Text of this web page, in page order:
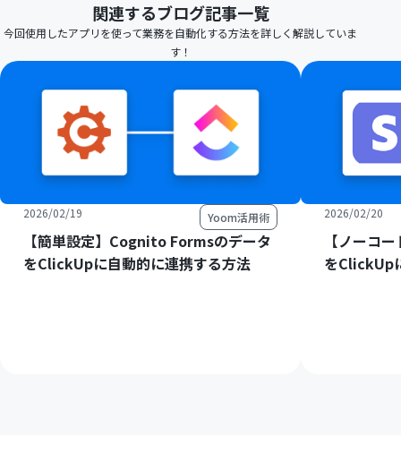
関連するブログ記事一覧
今回使用したアプリを使って業務を自動化する方法を詳しく解説していま
す！
2026/02/19 Yoom活用術
【簡単設定】Cognito Formsのデータ
をClickUpに自動的に連携する方法
2026/02/20
【ノーコ
をClickUp